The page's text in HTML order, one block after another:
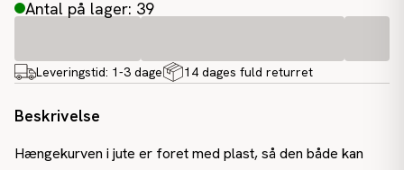
Antal på lager: 39
Leveringstid: 1-3 dage 14 dages fuld returret
Beskrivelse
Hængekurven i jute er foret med plast, så den både kan